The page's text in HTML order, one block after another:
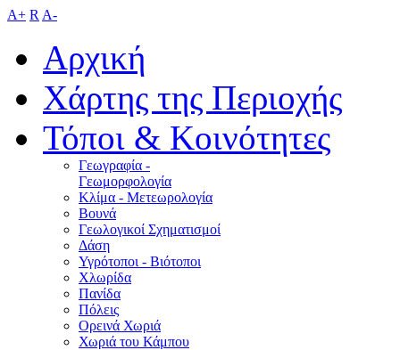
A+ R A-
Αρχική
Χάρτης της Περιοχής
Τόποι & Κοινότητες
Γεωγραφία -
Γεωμορφολογία
Κλίμα - Mετεωρολογία
Βουνά
Γεωλογικοί Σχηματισμοί
Δάση
Υγρότοποι - Βιότοποι
Χλωρίδα
Πανίδα
Πόλεις
Ορεινά Χωριά
Χωριά του Κάμπου